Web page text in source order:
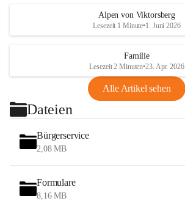
Alpen von Viktorsberg
Lesezeit 1 Minute•1. Juni 2026
Familie
Lesezeit 2 Minuten•23. Apr. 2026
Alle Artikel sehen
Dateien
Bürgerservice
2,08 MB
Formulare
8,16 MB